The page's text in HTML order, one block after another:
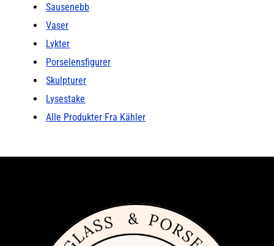
Sausenebb
Vaser
Lykter
Porselensfigurer
Skulpturer
Lysestake
Alle Produkter Fra Kähler